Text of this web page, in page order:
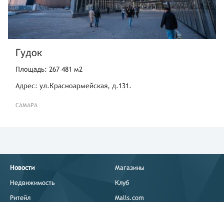
Гудок
Площадь: 267 481 м2
Адрес: ул.Красноармейская, д.131.
САМАРА
Новости
Недвижимость
Ритейл
Магазины
Клуб
Malls.com